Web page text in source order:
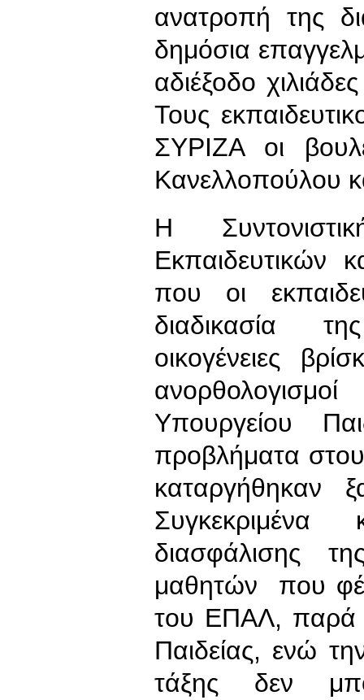
ανατροπή της
δημόσια
αδιέξοδο
Τους
ΣΥΡΙΖΑ οι
Κανελλοπούλου
Η
Εκπαιδευτικών
που οι
διαδικασία
οικογένειες
Υπουργείου
προβλήματα
καταργήθηκαν
Συγκεκριμένα
διασφάλισης
μαθητών που
του ΕΠΑΛ, παρά
Παιδείας, ενώ
τάξης δεν